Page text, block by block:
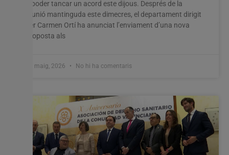
a poder tancar un acord este dijous. Després de la
reunió mantinguda este dimecres, el departament dirigit
per Carmen Ortí ha anunciat l’enviament d’una nova
proposta als
27 maig, 2026 No hi ha comentaris